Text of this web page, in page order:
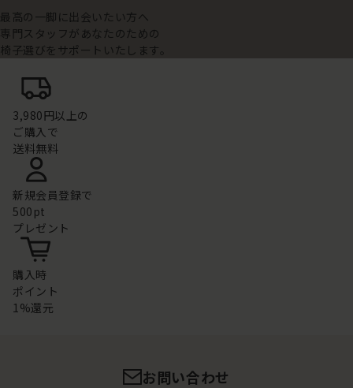
最高の一脚に出会いたい方へ
専門スタッフがあなたのための
椅子選びをサポートいたします。
3,980円以上の
ご購入で
送料無料
新規会員登録で
500pt
プレゼント
購入時
ポイント
1%還元
お問い合わせ